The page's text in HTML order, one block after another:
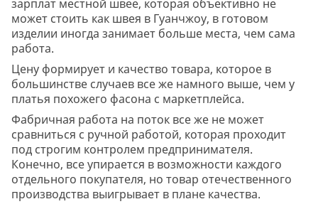
зарплат местной швее, которая объективно не
может стоить как швея в Гуанчжоу, в готовом
изделии иногда занимает больше места, чем сама
работа.
Цену формирует и качество товара, которое в
большинстве случаев все же намного выше, чем у
платья похожего фасона с маркетплейса.
Фабричная работа на поток все же не может
сравниться с ручной работой, которая проходит
под строгим контролем предпринимателя.
Конечно, все упирается в возможности каждого
отдельного покупателя, но товар отечественного
производства выигрывает в плане качества.